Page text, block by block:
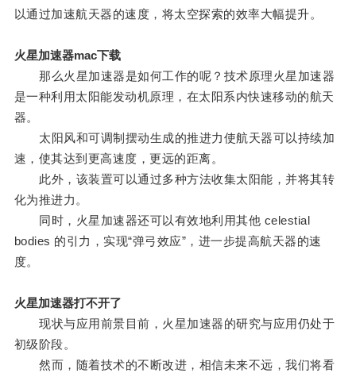
以通过加速航天器的速度，将太空探索的效率大幅提升。
火星加速器mac下载
那么火星加速器是如何工作的呢？技术原理火星加速器
是一种利用太阳能发动机原理，在太阳系内快速移动的航天
器。
太阳风和可调制摆动生成的推进力使航天器可以持续加
速，使其达到更高速度，更远的距离。
此外，该装置可以通过多种方法收集太阳能，并将其转
化为推进力。
同时，火星加速器还可以有效地利用其他 celestial
bodies 的引力，实现“弹弓效应”，进一步提高航天器的速
度。
火星加速器打不开了
现状与应用前景目前，火星加速器的研究与应用仍处于
初级阶段。
然而，随着技术的不断改进，相信未来不远，我们将看